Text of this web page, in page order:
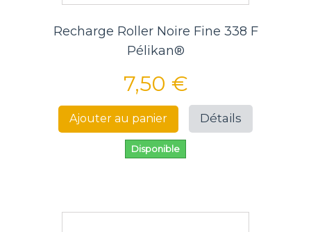
Recharge Roller Noire Fine 338 F
Pélikan®
7,50 €
Ajouter au panier Détails
Disponible